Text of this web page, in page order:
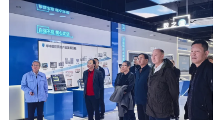
企业文化
资质荣誉
员工风采
媒体报道
公示公告
视频中心
产品中心
应用案例
技术分享
投资者关系
投资者提问
法制宣传
投教园地
联系我们
销售与服务网络
在线留言